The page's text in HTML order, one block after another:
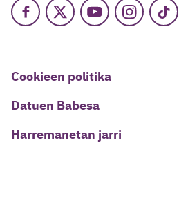
Facebook
X YoutubeInstagram
TikTok
Cookieen politika
Datuen Babesa
Harremanetan jarri